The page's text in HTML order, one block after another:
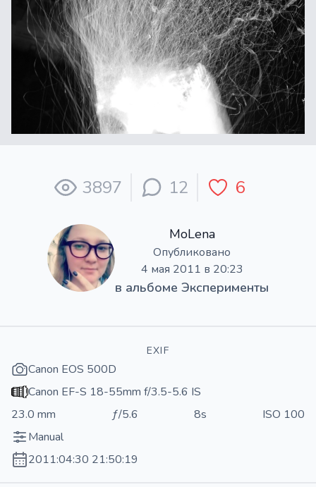
3897 12 6
MoLena
Опубликовано
4 мая 2011 в 20:23
в альбоме Эксперименты
EXIF
Canon EOS 500D
Canon EF-S 18-55mm f/3.5-5.6 IS
23.0 mm
ƒ/5.6 8s
ISO 100
Manual
2011:04:30 21:50:19